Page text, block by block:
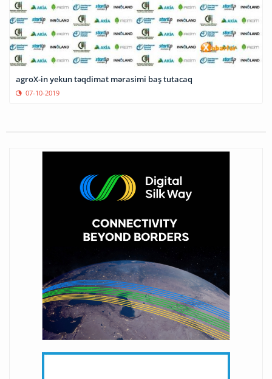
agroX-in yekun təqdimat mərasimi baş tutacaq
07-10-2019